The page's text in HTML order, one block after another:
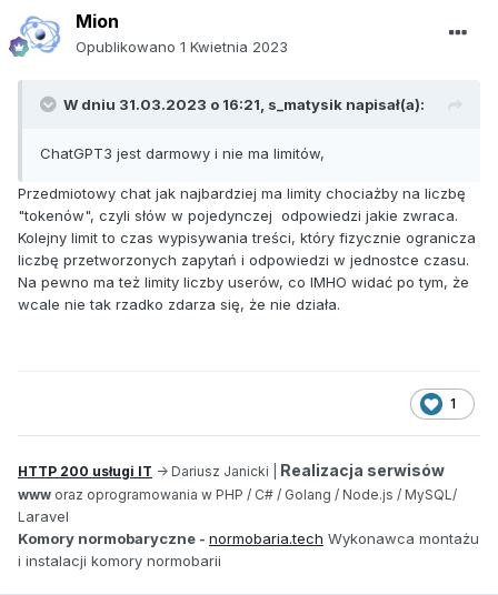
Mion
Opublikowano 1 Kwietnia 2023
W dniu 31.03.2023 o 16:21, s_matysik napisał(a):
ChatGPT3 jest darmowy i nie ma limitów,
Przedmiotowy chat jak najbardziej ma limity chociażby na liczbę
"tokenów", czyli słów w pojedynczej odpowiedzi jakie zwraca.
Kolejny limit to czas wypisywania treści, który fizycznie ogranicza
liczbę przetworzonych zapytań i odpowiedzi w jednostce czasu.
Na pewno ma też limity liczby userów, co IMHO widać po tym, że
wcale nie tak rzadko zdarza się, że nie działa.
1
HTTP 200 usługi IT -> Dariusz Janicki | Realizacja serwisów
www oraz oprogramowania w PHP / C# / Golang / Node.js / MySQL/
Laravel
Komory normobaryczne - normobaria.tech Wykonawca montażu
i instalacji komory normobarii